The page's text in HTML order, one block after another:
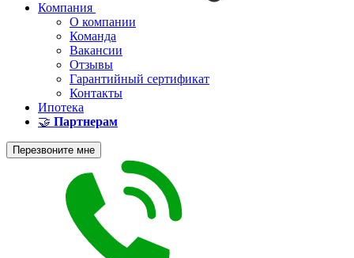
Компания
О компании
Команда
Вакансии
Отзывы
Гарантийный сертификат
Контакты
Ипотека
🤝 Партнерам
Перезвоните мне